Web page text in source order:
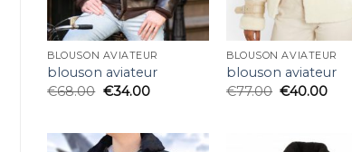
BLOUSON AVIATEUR
blouson aviateur
€68.00 €34.00
BLOUSON AVIATEUR
blouson aviateur
€77.00 €40.00